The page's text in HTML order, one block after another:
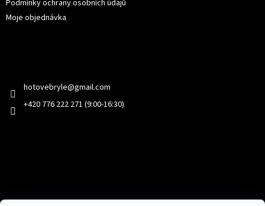
Podmínky ochrany osobních údajů
Moje objednávka
hotovebryle@gmail.com
+420 776 222 271 (9:00-16:30)